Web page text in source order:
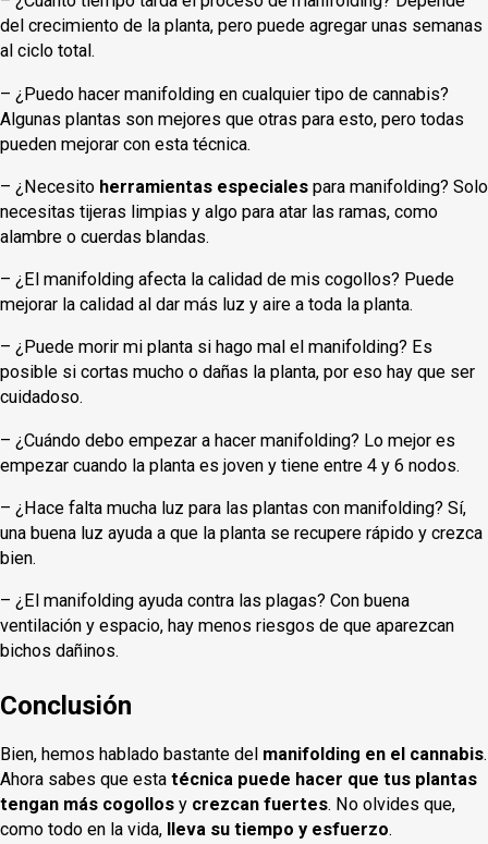
del crecimiento de la planta, pero puede agregar unas semanas
al ciclo total.
– ¿Puedo hacer manifolding en cualquier tipo de cannabis?
Algunas plantas son mejores que otras para esto, pero todas
pueden mejorar con esta técnica.
– ¿Necesito herramientas especiales para manifolding? Solo
necesitas tijeras limpias y algo para atar las ramas, como
alambre o cuerdas blandas.
– ¿El manifolding afecta la calidad de mis cogollos? Puede
mejorar la calidad al dar más luz y aire a toda la planta.
– ¿Puede morir mi planta si hago mal el manifolding? Es
posible si cortas mucho o dañas la planta, por eso hay que ser
cuidadoso.
– ¿Cuándo debo empezar a hacer manifolding? Lo mejor es
empezar cuando la planta es joven y tiene entre 4 y 6 nodos.
– ¿Hace falta mucha luz para las plantas con manifolding? Sí,
una buena luz ayuda a que la planta se recupere rápido y crezca
bien.
– ¿El manifolding ayuda contra las plagas? Con buena
ventilación y espacio, hay menos riesgos de que aparezcan
bichos dañinos.
Conclusión
Bien, hemos hablado bastante del manifolding en el cannabis.
Ahora sabes que esta técnica puede hacer que tus plantas
tengan más cogollos y crezcan fuertes. No olvides que,
como todo en la vida,
lleva su tiempo y esfuerzo.